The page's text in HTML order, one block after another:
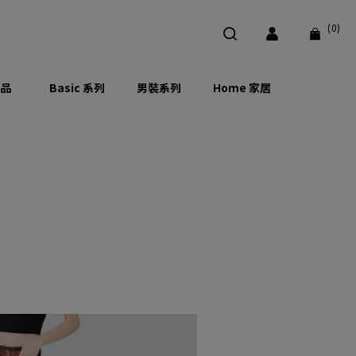
(0)
Basic 系列 男裝系列 Home 家居